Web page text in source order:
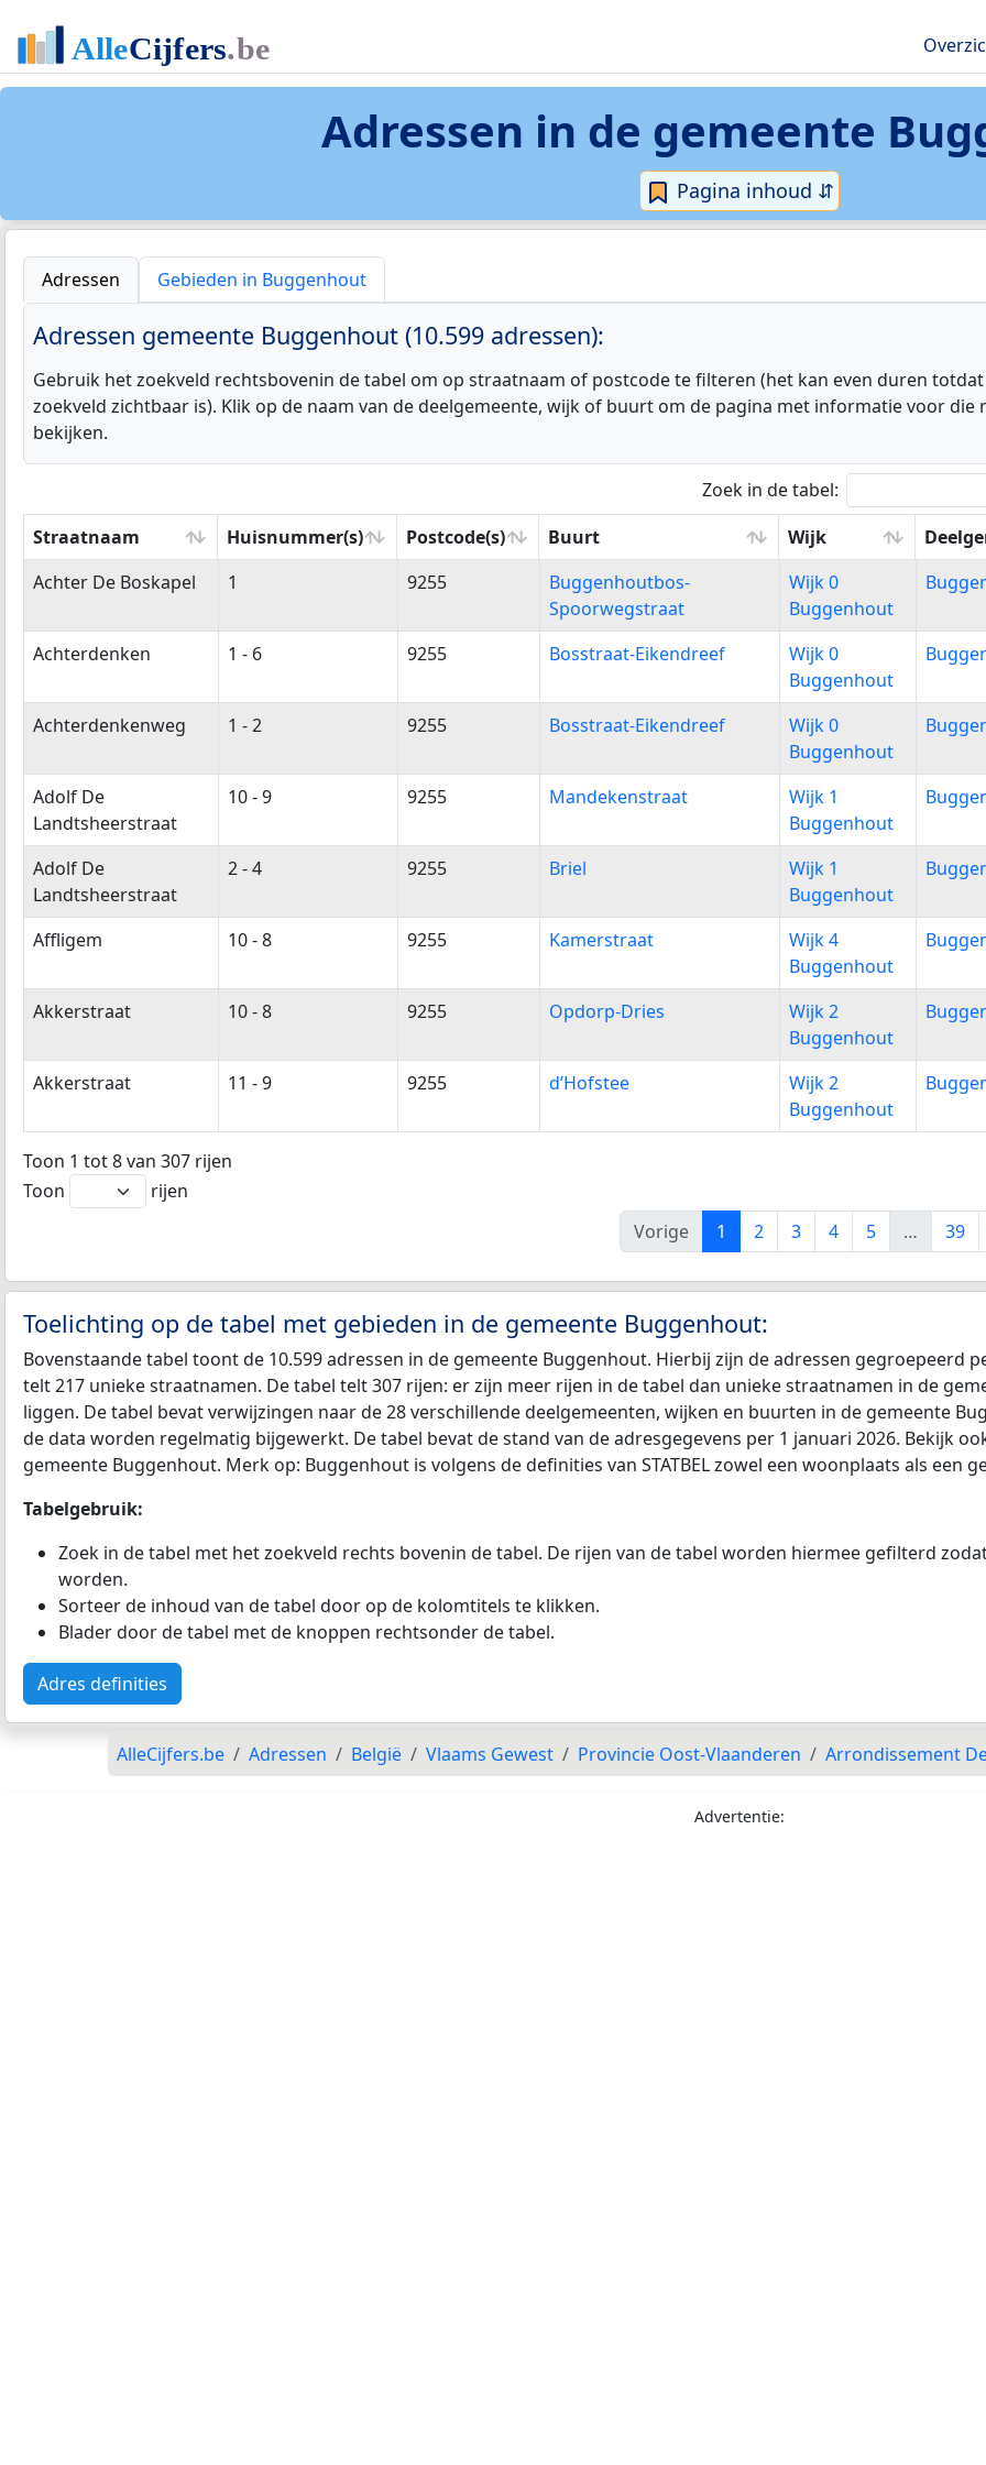
Adressen in de gemeente
Pagina inhoud ⇵
Adressen Gebieden in Buggenhout
Adressen gemeente Buggenhout (10.599 adressen):
Gebruik het zoekveld rechtsbovenin de tabel om op straatnaam of postcode te filteren (het kan even duren
zoekveld zichtbaar is). Klik op de naam van de deelgemeente, wijk of buurt om de pagina met informatie voor die
bekijken.
Zoek in de tabel:
Straatnaam
Huisnummer(s) Postcode(s) Buurt Wijk
Straatnaam
Huisnummer(s) Postcode(s) Buurt Wijk
Achter De Boskapel 1 9255
Buggenhoutbos-
Spoorwegstraat
Wijk 0
Buggenhout
Achterdenken 1 - 6 9255 Bosstraat-Eikendreef
Wijk 0
Buggenhout
Achterdenkenweg 1 - 2 9255 Bosstraat-Eikendreef
Wijk 0
Buggenhout
Adolf De
Landtsheerstraat
10 - 9 9255 Mandekenstraat
Wijk 1
Buggenhout
Adolf De
Landtsheerstraat
2 - 4 9255 Briel
Wijk 1
Buggenhout
Affligem 10 - 8 9255 Kamerstraat
Wijk 4
Buggenhout
Akkerstraat 10 - 8 9255 Opdorp-Dries
Wijk 2
Buggenhout
Akkerstraat 11 - 9 9255 d’Hofstee
Wijk 2
Buggenhout
Toon 1 tot 8 van 307 rijen
Toon
rijen
Vorige
1 2 3 4 5 … 39
Toelichting op de tabel met gebieden in de gemeente Buggenhout:
Bovenstaande tabel toont de 10.599 adressen in de gemeente Buggenhout. Hierbij zijn de adressen gegroepeerd
telt 217 unieke straatnamen. De tabel telt 307 rijen: er zijn meer rijen in de tabel dan unieke straatnamen in de
liggen. De tabel bevat verwijzingen naar de 28 verschillende deelgemeenten, wijken en buurten in de gemeente
de data worden regelmatig bijgewerkt. De tabel bevat de stand van de adresgegevens per 1 januari 2026. Bekijk
gemeente Buggenhout. Merk op: Buggenhout is volgens de definities van STATBEL zowel een woonplaats als een
Tabelgebruik:
Zoek in de tabel met het zoekveld rechts bovenin de tabel. De rijen van de tabel worden hiermee gefilterd
worden.
Sorteer de inhoud van de tabel door op de kolomtitels te klikken.
Blader door de tabel met de knoppen rechtsonder de tabel.
Adres definities
AlleCijfers.be Adressen België Vlaams Gewest Provincie Oost-Vlaanderen Arrondissement
Advertentie: